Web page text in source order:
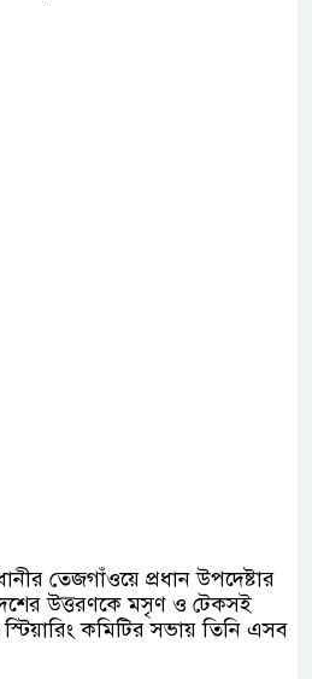
তেজগাঁওয়ে প্রধান উপদেষ্টার
উত্তরণকে মসৃণ ও টেকসই
কমিটির সভায় তিনি এসব